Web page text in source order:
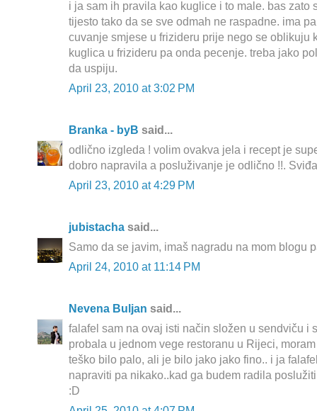
i ja sam ih pravila kao kuglice i to male. bas zato
tijesto tako da se sve odmah ne raspadne. ima
cuvanje smjese u frizideru prije nego se oblikuju
kuglica u frizideru pa onda pecenje. treba jako
da uspiju.
April 23, 2010 at 3:02 PM
Branka - byB said...
odlično izgleda ! volim ovakva jela i recept je
dobro napravila a posluživanje je odlično !!.
April 23, 2010 at 4:29 PM
jubistacha said...
Samo da se javim, imaš nagradu na mom blogu
April 24, 2010 at 11:14 PM
Nevena Buljan said...
falafel sam na ovaj isti način složen u sendviču i
probala u jednom vege restoranu u Rijeci,
teško bilo palo, ali je bilo jako jako fino.. i ja
napraviti pa nikako..kad ga budem radila
:D